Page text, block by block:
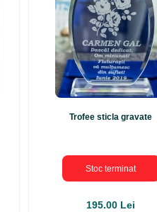
Trofee sticla gravate
Stoc terminat
195.00 Lei